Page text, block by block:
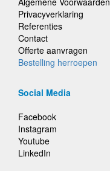
Privacyverklaring
Referenties
Contact
Offerte aanvragen
Bestelling herroepen
Social Media
Facebook
Instagram
Youtube
LinkedIn